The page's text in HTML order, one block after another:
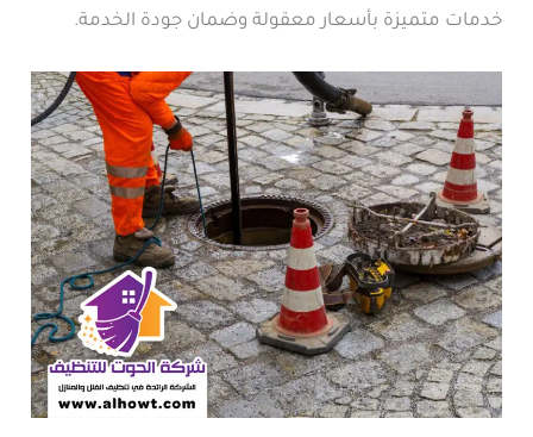
خدمات متميزة بأسعار معقولة وضمان جودة الخدمة.